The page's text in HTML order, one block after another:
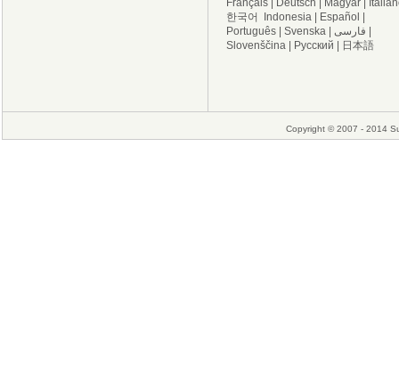
한국어
Indonesia | Español |
Português | Svenska | فارسی |
Slovenščina | Русский | 日本語
Copyright © 2007 - 2014